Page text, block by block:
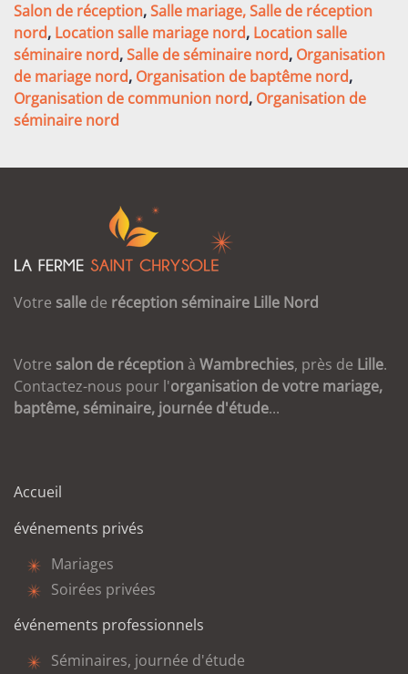
Salon de réception,Salle mariage,Salle de réception
nord, Location salle mariage nord, Location salle
séminaire nord,Salle de séminaire nord, Organisation
de mariage nord, Organisation de baptême nord,
Organisation de communion nord, Organisation de
séminaire nord
Votre salle de réception séminaire Lille Nord
Votre salon de réception à Wambrechies, près de Lille.
Contactez-nous pour l'organisation de votre mariage,
baptême, séminaire, journée d'étude...
Accueil
événements privés
Mariages
Soirées privées
événements professionnels
Séminaires, journée d'étude